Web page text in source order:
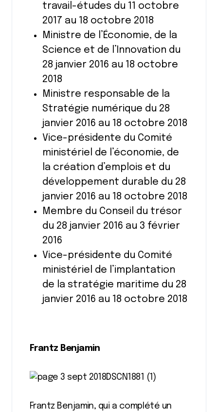
travail-études du 11 octobre
2017 au 18 octobre 2018
Ministre de l’Économie, de la
Science et de l’Innovation du
28 janvier 2016 au 18 octobre
2018
Ministre responsable de la
Stratégie numérique du 28
janvier 2016 au 18 octobre 2018
Vice-présidente du Comité
ministériel de l’économie, de
la création d’emplois et du
développement durable du 28
janvier 2016 au 18 octobre 2018
Membre du Conseil du trésor
du 28 janvier 2016 au 3 février
2016
Vice-présidente du Comité
ministériel de l’implantation
de la stratégie maritime du 28
janvier 2016 au 18 octobre 2018
Frantz Benjamin
Frantz Benjamin, qui a complété un